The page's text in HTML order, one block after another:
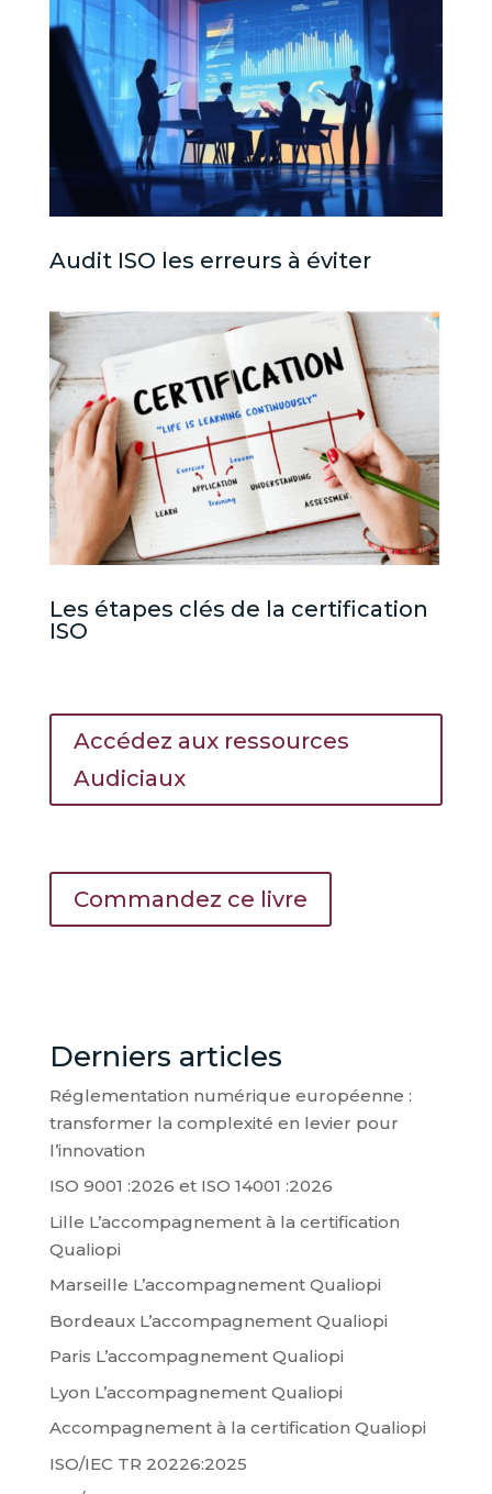
Audit ISO les erreurs à éviter
Les étapes clés de la certification
ISO
Accédez aux ressources
Audiciaux
Commandez ce livre
Derniers articles
Réglementation numérique européenne :
transformer la complexité en levier pour
l’innovation
ISO 9001 :2026 et ISO 14001 :2026
Lille L’accompagnement à la certification
Qualiopi
Marseille L’accompagnement Qualiopi
Bordeaux L’accompagnement Qualiopi
Paris L’accompagnement Qualiopi
Lyon L’accompagnement Qualiopi
Accompagnement à la certification Qualiopi
ISO/IEC TR 20226:2025